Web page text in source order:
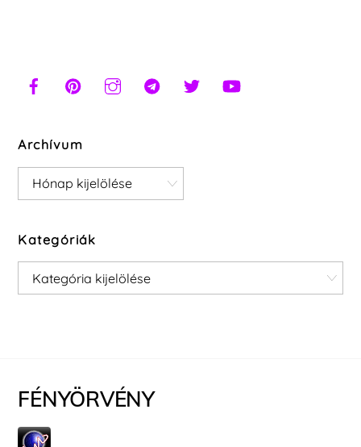
Archívum
Archívum
Kategóriák
Kategóriák
FÉNYÖRVÉNY